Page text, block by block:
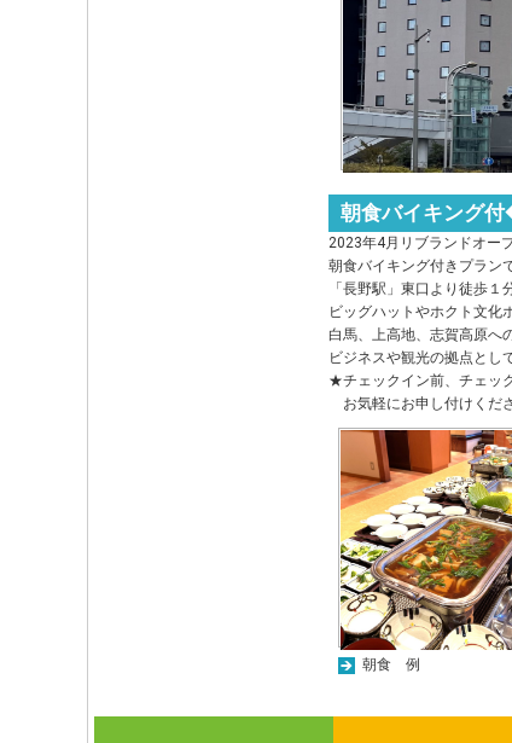
朝食バイキング
2023年4月リブランドオー
朝食バイキング付きプラン
「長野駅」東口より徒歩
ビッグハットやホクト文化
白馬、上高地、志賀高原へ
ビジネスや観光の拠点とし
★チェックイン前、チェッ
お気軽にお申し付けくだ
朝食 例